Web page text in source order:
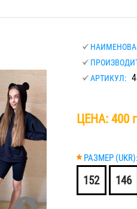
АРТИКУЛ:
ЦЕНА: 400
* РАЗМЕР (UKR):
152 146